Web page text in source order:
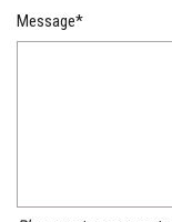
Message*